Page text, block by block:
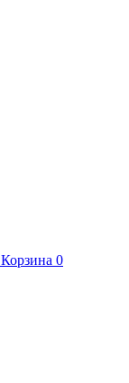
Корзина 0